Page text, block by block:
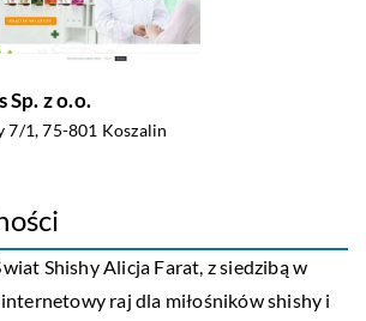
Sp. z o.o.
7/1, 75-801 Koszalin
Shishy Alicja Farat, z siedzibą w
raj dla miłośników shishy i